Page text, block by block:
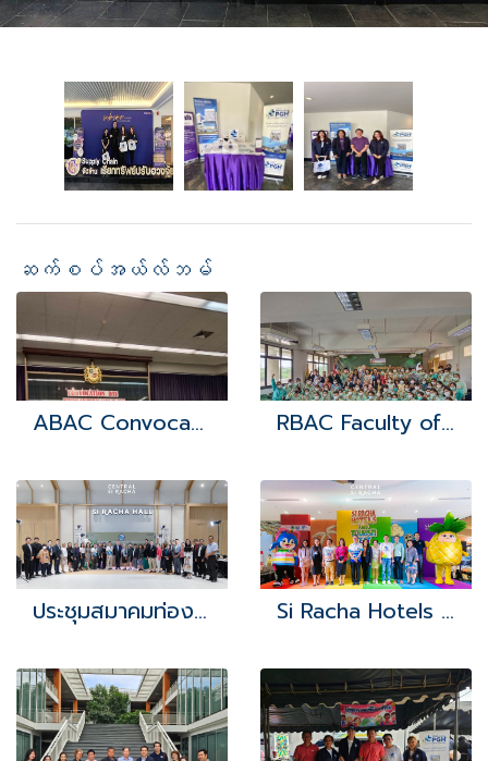
ဆက်စပ်အယ်လ်ဘမ်
ABAC Convocation day RBAC Faculty of Nursing
ประชุมสมาคมท่องเที่ยวศรีราชาฯ Si Racha Hotels and Tourism Fest